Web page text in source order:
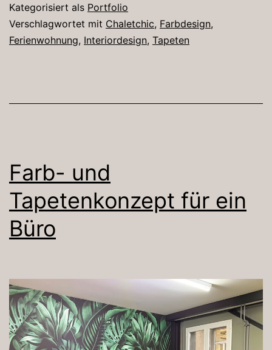
Kategorisiert als Portfolio
Verschlagwortet mit Chaletchic, Farbdesign,
Ferienwohnung, Interiordesign, Tapeten
Farb- und
Tapetenkonzept für ein
Büro